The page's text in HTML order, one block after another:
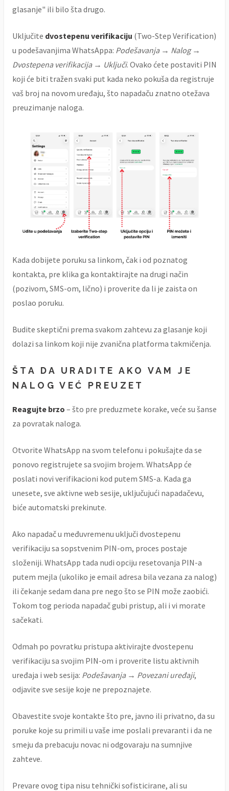
glasanje" ili bilo šta drugo.
Uključite dvostepenu verifikaciju (Two-Step Verification)
u podešavanjima WhatsAppa: Podešavanja → Nalog →
Dvostepena verifikacija → Uključi. Ovako ćete postaviti PIN
koji će biti tražen svaki put kada neko pokuša da registruje
vaš broj na novom uređaju, što napadaču znatno otežava
preuzimanje naloga.
Kada dobijete poruku sa linkom, čak i od poznatog
kontakta, pre klika ga kontaktirajte na drugi način
(pozivom, SMS-om, lično) i proverite da li je zaista on
poslao poruku.
Budite skeptični prema svakom zahtevu za glasanje koji
dolazi sa linkom koji nije zvanična platforma takmičenja.
ŠTA DA URADITE AKO VAM JE
NALOG VEĆ PREUZET
Reagujte brzo – što pre preduzmete korake, veće su šanse
za povratak naloga.
Otvorite WhatsApp na svom telefonu i pokušajte da se
ponovo registrujete sa svojim brojem. WhatsApp će
poslati novi verifikacioni kod putem SMS-a. Kada ga
unesete, sve aktivne web sesije, uključujući napadačevu,
biće automatski prekinute.
Ako napadač u međuvremenu uključi dvostepenu
verifikaciju sa sopstvenim PIN-om, proces postaje
složeniji. WhatsApp tada nudi opciju resetovanja PIN-a
putem mejla (ukoliko je email adresa bila vezana za nalog)
ili čekanje sedam dana pre nego što se PIN može zaobići.
Tokom tog perioda napadač gubi pristup, ali i vi morate
sačekati.
Odmah po povratku pristupa aktivirajte dvostepenu
verifikaciju sa svojim PIN-om i proverite listu aktivnih
uređaja i web sesija: Podešavanja → Povezani uređaji,
odjavite sve sesije koje ne prepoznajete.
Obavestite svoje kontakte što pre, javno ili privatno, da su
poruke koje su primili u vaše ime poslali prevaranti i da ne
smeju da prebacuju novac ni odgovaraju na sumnjive
zahteve.
Prevare ovog tipa nisu tehnički sofisticirane, ali su